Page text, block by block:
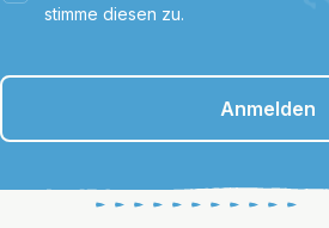
stimme diesen zu.
Anmelden